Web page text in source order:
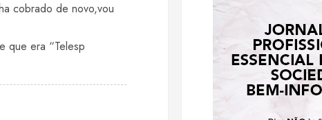
cobrado de novo,vou
que era “Telesp